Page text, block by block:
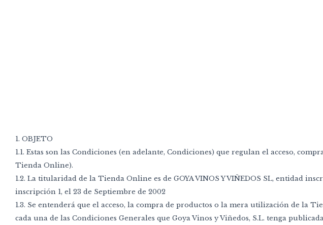
1. OBJETO
1.1. Estas son las Condiciones (en adelante, Condiciones) que regulan el acceso,
Tienda Online).
1.2. La titularidad de la Tienda Online es de GOYA VINOS Y VIÑEDOS SL, entidad
inscripción 1, el 23 de Septiembre de 2002
1.3. Se entenderá que el acceso, la compra de productos o la mera utilización de la
cada una de las Condiciones Generales que Goya Vinos y Viñedos, S.L. tenga